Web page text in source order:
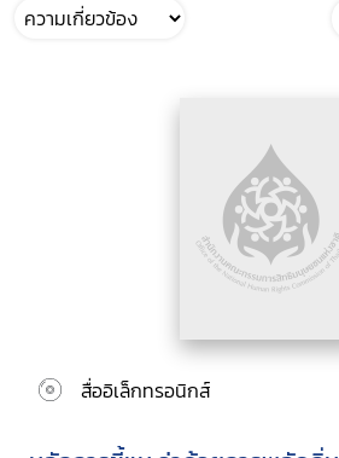
สื่ออิเล็กทรอนิกส์